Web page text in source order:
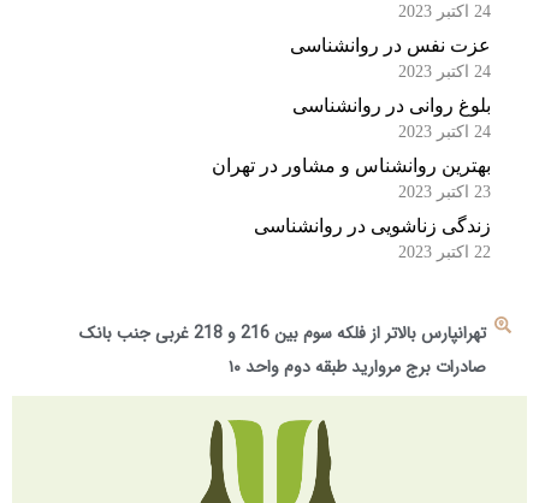
عزت نفس در روانشناسی
بلوغ روانی در روانشناسی
بهترین روانشناس و مشاور در تهران
زندگی زناشویی در روانشناسی
تهرانپارس بالاتر از فلکه سوم بین 216 و 218 غربی جنب بانک
صادرات برج مروارید طبقه دوم واحد ۱۰